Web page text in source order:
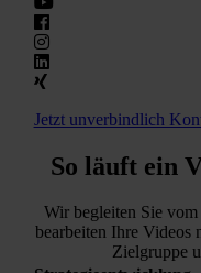
Jetzt unverbindlich
So läuft ein
Wir begleiten Sie
bearbeiten Ihre Videos
Zielgruppe